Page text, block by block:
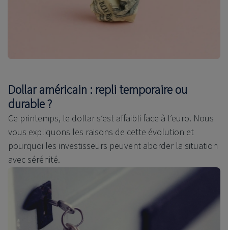
Dollar américain : repli temporaire ou
durable ?
Ce printemps, le dollar s’est affaibli face à l’euro. Nous
vous expliquons les raisons de cette évolution et
pourquoi les investisseurs peuvent aborder la situation
avec sérénité.